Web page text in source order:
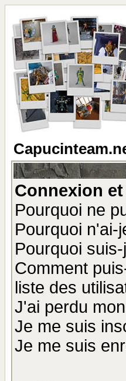
Connexion
Pourquoi ne
Pourquoi n'ai-
Pourquoi
Comment
liste des
J'ai perdu
Je me suis
Je me suis